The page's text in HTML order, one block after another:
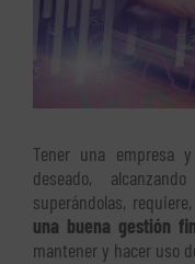
Tener una empresa
deseado,
superándolas,
una buena gestión
mantener y hacer uso